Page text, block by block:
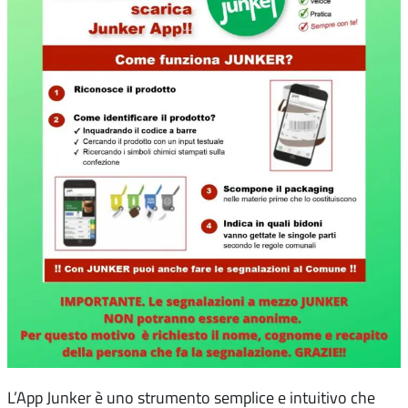
L’App Junker è uno strumento semplice e intuitivo che